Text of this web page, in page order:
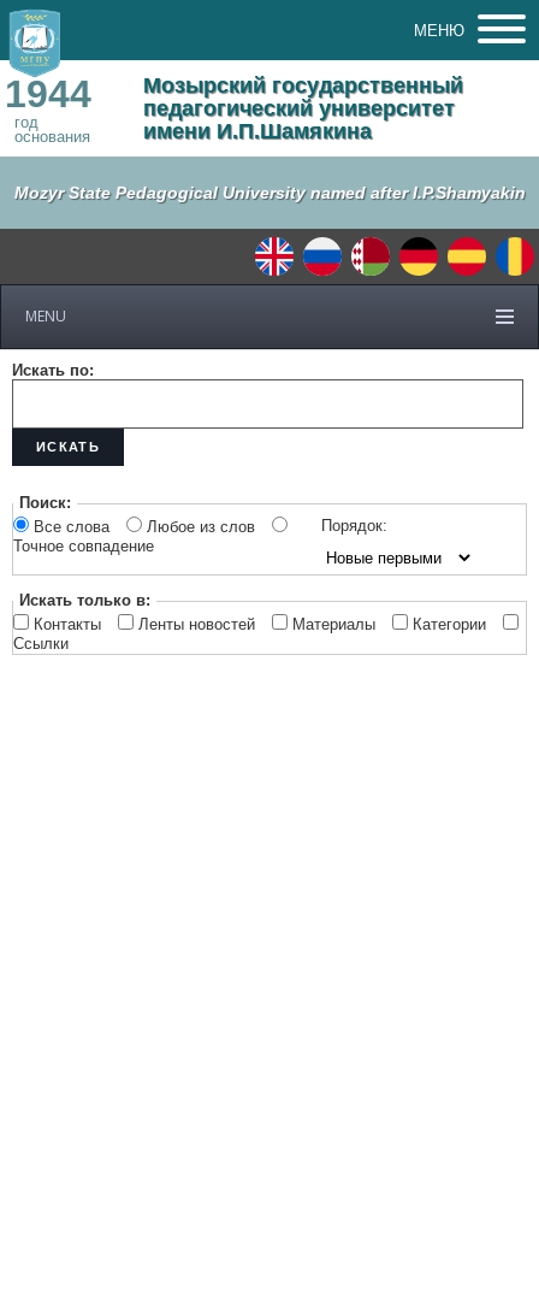
МЕНЮ
1944
год
основания
Мозырский государственный
педагогический университет
имени И.П.Шамякина
Mozyr State Pedagogical University named after I.P.Shamyakin
MENU
Искать по:
ИСКАТЬ
Поиск:
Все слова
Любое из слов
Точное совпадение
Порядок:
Искать только в:
Контакты
Ленты новостей Материалы
Категории
Ссылки